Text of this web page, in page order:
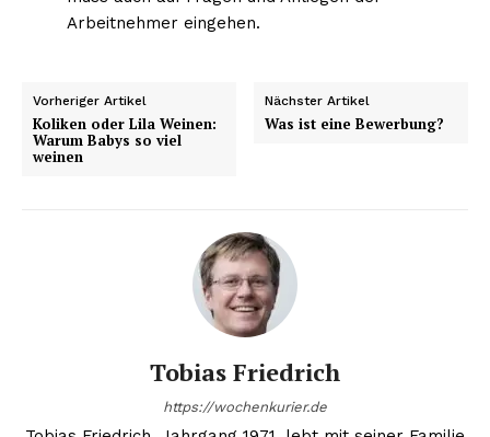
Inhalte
Arbeitnehmer eingehen.
Vorheriger Artikel
Koliken oder Lila Weinen:
Warum Babys so viel
weinen
Nächster Artikel
Was ist eine Bewerbung?
Tobias Friedrich
https://wochenkurier.de